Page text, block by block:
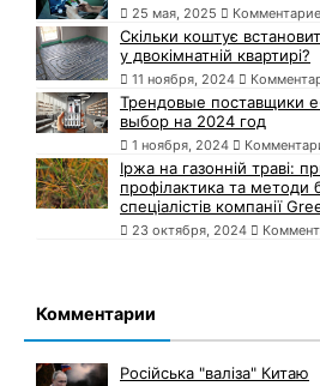
25 мая, 2025
Скільки коштує
у двокімнатній квартирі?
11 ноября, 2024
Трендовые поставщики
выбор на 2024 год
1 ноября, 2024
Іржа на газонній траві:
профілактика та методи
спеціалістів компанії
23 октября, 2024
Комментарии
Російська "валіза" Китаю